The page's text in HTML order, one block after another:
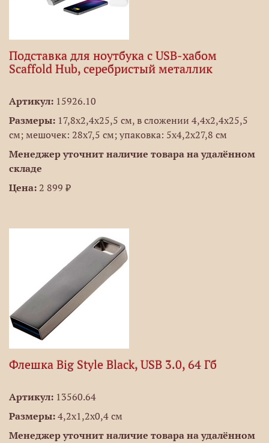
Подставка для ноутбука с USB-хабом
Scaffold Hub, серебристый металлик
Артикул: 15926.10
Размеры: 17,8x2,4x25,5 см, в сложении 4,4x2,4x25,5
см; мешочек: 28x7,5 см; упаковка: 5x4,2x27,8 см
Менеджер уточнит наличие товара на удалённом
складе
Цена: 2 899 ₽
Флешка Big Style Black, USB 3.0, 64 Гб
Артикул: 13560.64
Размеры: 4,2х1,2х0,4 см
Менеджер уточнит наличие товара на удалённом